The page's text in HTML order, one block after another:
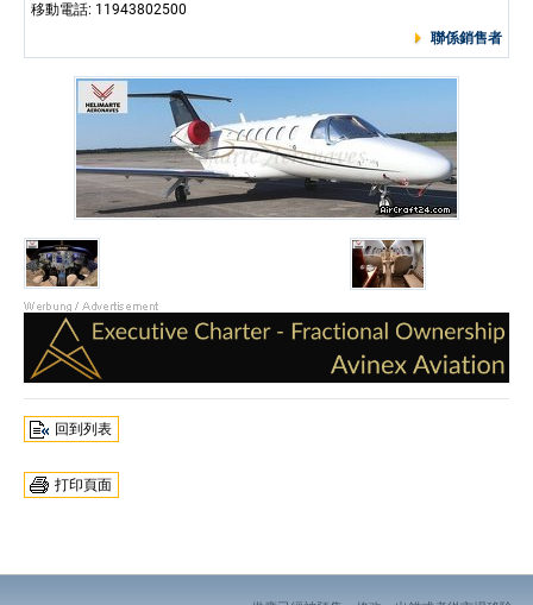
移動電話: 11943802500
聯係銷售者
回到列表
打印頁面